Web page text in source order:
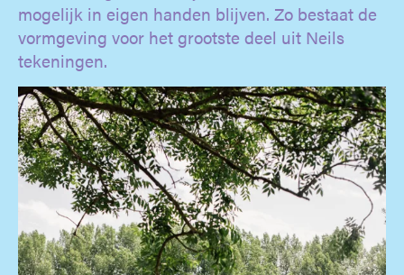
mogelijk in eigen handen blijven. Zo bestaat de
vormgeving voor het grootste deel uit Neils
tekeningen.